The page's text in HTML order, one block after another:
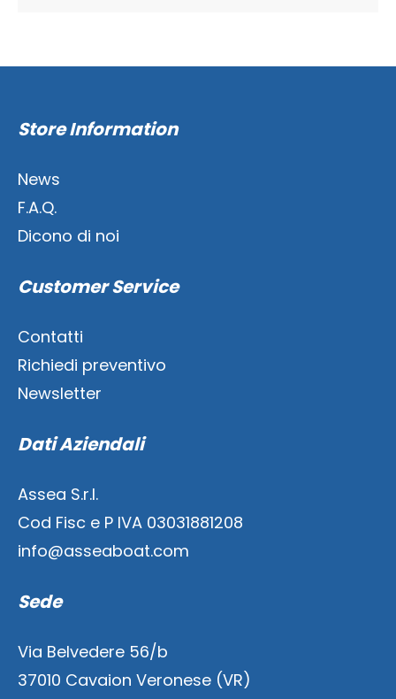
Store Information
News
F.A.Q.
Dicono di noi
Customer Service
Contatti
Richiedi preventivo
Newsletter
Dati Aziendali
Assea S.r.l.
Cod Fisc e P IVA 03031881208
info@asseaboat.com
Sede
Via Belvedere 56/b
37010 Cavaion Veronese (VR)